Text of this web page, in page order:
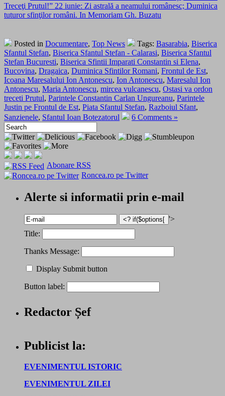
Treceţi Prutul!” 22 iunie: Zi astrală a neamului românesc; Duminica
tuturor sfinţilor români. In Memoriam Gh. Buzatu
Posted in Documentare, Top News Tags: Basarabia, Biserica
Sfantul Stefan, Biserica Sfantul Stefan - Calarasi, Biserica Sfantul
Stefan Bucuresti, Biserica Sfintii Imparati Constantin si Elena,
Bucovina, Dragaica, Duminica Sfintilor Romani, Frontul de Est,
Icoana Maresalului Ion Antonescu, Ion Antonescu, Maresalul Ion
Antonescu, Maria Antonescu, mircea vulcanescu, Ostasi va ordon
treceti Prutul, Parintele Constantin Carlan Ungureanu, Parintele
Justin pe Frontul de Est, Piata Sfantul Stefan, Razboiul Sfant,
Sanzienele, Sfantul Ioan Botezatorul 6 Comments »
Abonare RSS
Roncea.ro pe Twitter
Alerte si informatii prin e-mail
'>
Title:
Thanks Message:
Display Submit button
Button label:
Redactor Șef
Publicist la:
EVENIMENTUL ISTORIC
EVENIMENTUL ZILEI